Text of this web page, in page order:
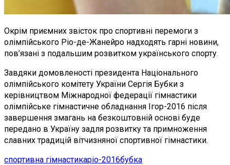
Окрім приємних звісток про спортивні перемоги з
олімпійського Ріо-де-Жанейро надходять гарні новини,
пов’язані з подальшим розвитком українського спорту.
Завдяки домовленості президента Національного
олімпійського комітету України Сергія Бубки з
керівництвом Міжнародної федерації гімнастики
олімпійське гімнастичне обладнання Ігор-2016 після
завершення змагань на безкоштовній основі буде
передано в Україну задля розвитку та примноження
славних традицій вітчизняної спортивної гімнастики.
спортивна гімнастикаріо-2016бубка